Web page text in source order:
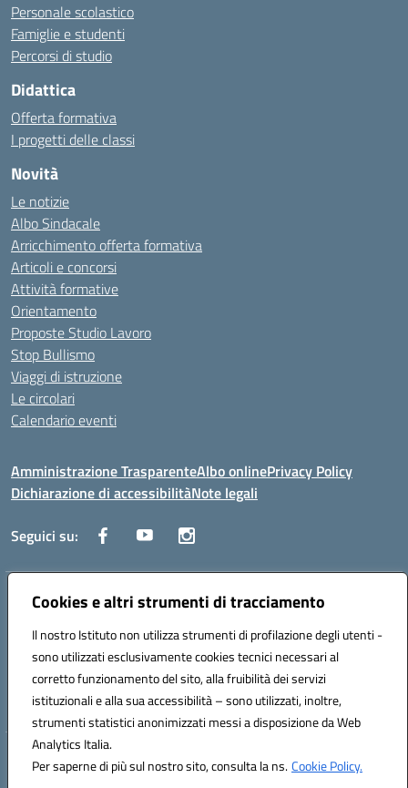
Cookies e altri strumenti di tracciamento
Il nostro Istituto non utilizza strumenti di profilazione degli utenti -
sono utilizzati esclusivamente cookies tecnici necessari al
corretto funzionamento del sito, alla fruibilità dei servizi
istituzionali e alla sua accessibilità – sono utilizzati, inoltre,
strumenti statistici anonimizzati messi a disposizione da Web
Analytics Italia.
Per saperne di più sul nostro sito, consulta la ns.Cookie Policy.
Personale scolastico
Famiglie e studenti
Percorsi di studio
Didattica
Offerta formativa
I progetti delle classi
Novità
Le notizie
Albo Sindacale
Arricchimento offerta formativa
Articoli e concorsi
Attività formative
Orientamento
Proposte Studio Lavoro
Stop Bullismo
Viaggi di istruzione
Le circolari
Calendario eventi
Amministrazione TrasparenteAlbo onlinePrivacy Policy
Dichiarazione di accessibilitàNote legali
Seguici su:
Indirizzo:Corso Fornari, 1 - 70056 Molfetta
Posta elettronica certificata (PEC):BARH04000D@pec.istruzione.it
Codice fiscale: 93249230728
Codice meccanografico: BARH04000D
Hosting & Powered by 3D Solution S.r.l.
Concept & Design by Designers Italia